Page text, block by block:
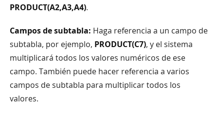
PRODUCT(A2,A3,A4).
Campos de subtabla: Haga referencia a un campo de
subtabla, por ejemplo, PRODUCT(C7), y el sistema
multiplicará todos los valores numéricos de ese
campo. También puede hacer referencia a varios
campos de subtabla para multiplicar todos los
valores.